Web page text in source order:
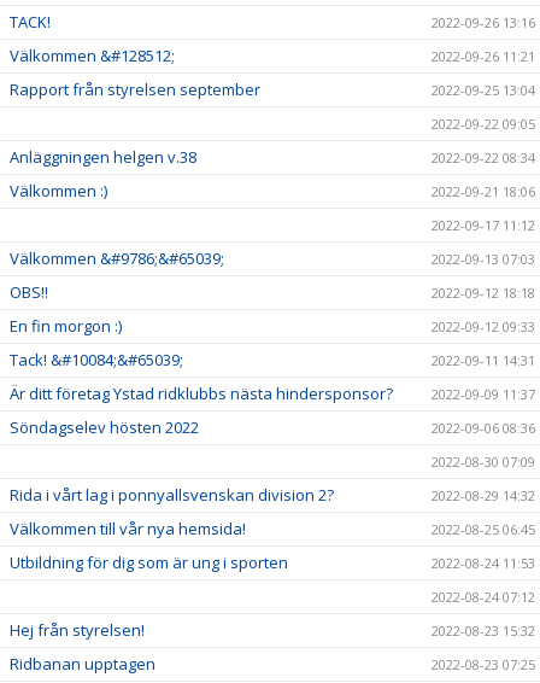
TACK! 2022-09-26 13:16
Välkommen &#128512; 2022-09-26 11:21
Rapport från styrelsen september
2022-09-25 13:04
2022-09-22 09:05
Anläggningen helgen v.38 2022-09-22 08:34
Välkommen :)
2022-09-21 18:06
2022-09-17 11:12
Välkommen &#9786;&#65039; 2022-09-13 07:03
OBS!! 2022-09-12 18:18
En fin morgon :) 2022-09-12 09:33
Tack! &#10084;&#65039; 2022-09-11 14:31
Är ditt företag Ystad ridklubbs nästa hindersponsor? 2022-09-09 11:37
Söndagselev hösten 2022
2022-09-06 08:36
2022-08-30 07:09
Rida i vårt lag i ponnyallsvenskan division 2? 2022-08-29 14:32
Välkommen till vår nya hemsida! 2022-08-25 06:45
Utbildning för dig som är ung i sporten
2022-08-24 11:53
2022-08-24 07:12
Hej från styrelsen! 2022-08-23 15:32
Ridbanan upptagen 2022-08-23 07:25